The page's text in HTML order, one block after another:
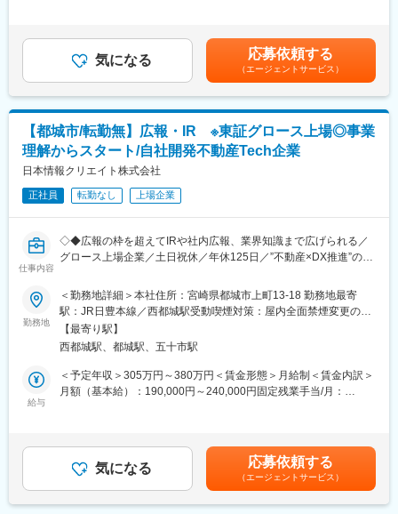
・予算策定・予実管理
・経営会議資料の作成・報告
・各部門との連携による経営課題の解決
・投資案件の発掘・調査・分析
・デューデリジェンス対応
・PMI（統合プロセス）の推進
・決算説明会資料の作成
・投資家対応・株主対応のサポート
※入社後はご経験に応じて業務を段階的にお任せします。
・入社後はチームでのOJTにて業務習得いただきながら、経営企
画業務全般を経験いただきます。
将来的には経営企画部門のリーダー、マネージャーへのキャリア
アップを目指していただけます。また、経営層に近い立場で意思
■社内環境／制度：
制度があり、「こんな制度があったら便利だ」という意見を、
個々の社員が会社に提案できます。以下のような福利厚生制度が
生まれています。
◎プロ野球やJリーグの観戦チケットの無料配布
当：主任：10,000～65,000円、課長：90,000～110,000円、部
長：100,000～340,000円、エキスパート：55,000～100,000円等
賃金はあくまでも目安の金額であり、選考を通じて上下する可能
性があります。月給(月額)は固定手当を含めた表記です。
気になる 応募依頼する
（エージェントサービス）
【都城市/転勤無】広報・IR ※東証グロース上場◎事業
理解からスタート/自社開発不動産Tech企業
日本情報クリエイト株式会社
正社員 転勤なし 上場企業
仕事内容
◇◆広報の枠を超えてIRや社内広報、業界知識まで広げられる／
グロース上場企業／土日祝休／年休125日／”不動産×DX推進”のリ
所様で導入いただいているサービス◇◆
＼こんな方へ／
・数値を見るのが好きな方
・文章を書くことが好きな方
・人の話を聞くことが好きな方
・周囲に自分から働きかけることができる方
・スケールの大きな仕事に挑戦してみたい方
■業務内容：
広報と各種宣伝プロモーション業務を行っていただきます。
勤務地
＜勤務地詳細＞本社住所：宮崎県都城市上町13-18 勤務地最寄
駅：JR日豊本線／西都城駅受動喫煙対策：屋内全面禁煙変更の範
囲：無
【最寄り駅】
西都城駅、都城駅、五十市駅
給与
＜予定年収＞305万円～380万円＜賃金形態＞月給制＜賃金内訳＞
月額（基本給）：190,000円～240,000円固定残業手当/月：
途手当住宅手当、交通費上限24,500円／月（※会社規程あり）、
子ども扶養手当◎賞与：年2回（3月、9月） ◎昇給：年2回（1
月、7月）賃金はあくまでも目安の金額であり、選考を通じて上下
する可能性があります。月給(月額)は固定手当を含めた表記です。
気になる 応募依頼する
（エージェントサービス）